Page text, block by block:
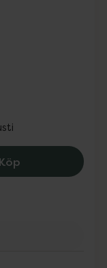
KöpIsadora Brow